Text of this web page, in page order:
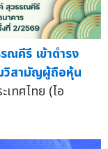
คีรี เข้าดำรง
วิสามัญผู้ถือหุ้น
ทศไทย (ไอ